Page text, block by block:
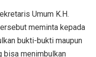
Umum K.H.
meminta kepada
bukti-bukti maupun
bisa menimbulkan